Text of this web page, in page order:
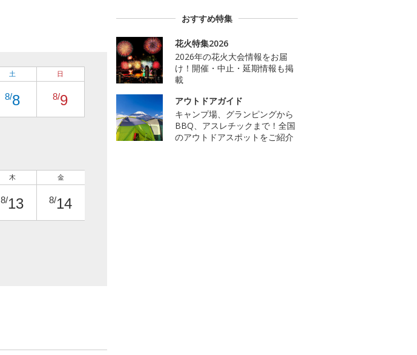
土
8/8
日
8/9
木
8/13
金
8/14
おすすめ特集
花火特集2026
2026年の花火大会情報をお届
け！開催・中止・延期情報も掲
載
アウトドアガイド
キャンプ場、グランピングから
BBQ、アスレチックまで！全国
のアウトドアスポットをご紹介